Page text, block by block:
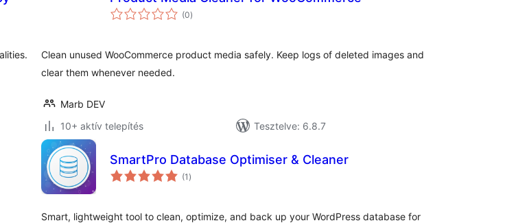
(0értékelés
összesen
)
Clean unused WooCommerce product media safely. Keep logs of deleted images and
clear them whenever needed.
Marb DEV
10+ aktív telepítés
Tesztelve: 6.8.7
SmartPro Database Optimiser & Cleaner
(1 értékelés
összesen
)
Smart, lightweight tool to clean, optimize, and back up your WordPress database for